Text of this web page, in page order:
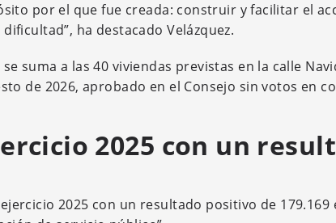
por el que fue creada: construir y facilitar el
ha destacado Velázquez.
suma a las 40 viviendas previstas en la calle
de 2026, aprobado en el Consejo sin votos en
2025 con un
2025 con un resultado positivo de 179.169